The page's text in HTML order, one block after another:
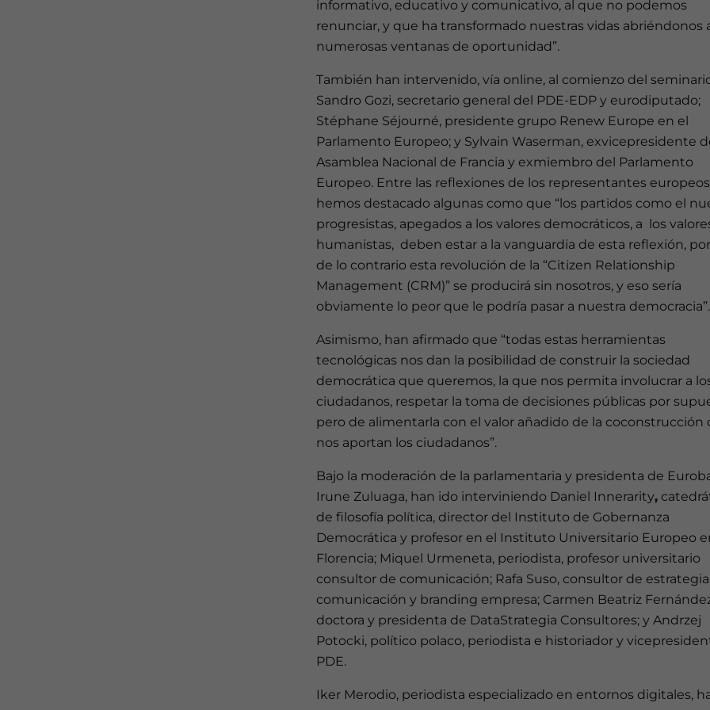
informativo, educativo y comunicativo, al que no podemos
renunciar, y que ha transformado nuestras vidas abriéndonos
numerosas ventanas de oportunidad”.
También han intervenido, vía online, al comienzo del
Sandro Gozi, secretario general del PDE-EDP y eurodiputado;
Stéphane Séjourné, presidente grupo Renew Europe en el
Parlamento Europeo; y Sylvain Waserman, exvicepresidente
Asamblea Nacional de Francia y exmiembro del Parlamento
Europeo. Entre las reflexiones de los representantes europeos
hemos destacado algunas como que “los partidos como el
progresistas, apegados a los valores democráticos, a los
humanistas, deben estar a la vanguardia de esta reflexión,
de lo contrario esta revolución de la “Citizen Relationship
Management (CRM)” se producirá sin nosotros, y eso sería
obviamente lo peor que le podría pasar a nuestra democracia”.
Asimismo, han afirmado que “todas estas herramientas
tecnológicas nos dan la posibilidad de construir la sociedad
democrática que queremos, la que nos permita involucrar a
ciudadanos, respetar la toma de decisiones públicas por
pero de alimentarla con el valor añadido de la coconstrucción
nos aportan los ciudadanos”.
Bajo la moderación de la parlamentaria y presidenta de
Irune Zuluaga, han ido interviniendo Daniel Innerarity,
de filosofía política, director del Instituto de Gobernanza
Democrática y profesor en el Instituto Universitario Europeo
Florencia; Miquel Urmeneta, periodista, profesor universitario
consultor de comunicación; Rafa Suso, consultor de
comunicación y branding empresa; Carmen Beatriz
doctora y presidenta de DataStrategia Consultores; y Andrzej
Potocki, político polaco, periodista e historiador y
PDE.
Iker Merodio, periodista especializado en entornos digitales,